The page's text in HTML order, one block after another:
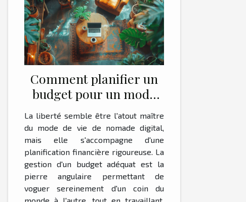
Comment planifier un
budget pour un mode
de vie de nomade digital
La liberté semble être l'atout maître
du mode de vie de nomade digital,
mais elle s'accompagne d'une
planification financière rigoureuse. La
gestion d'un budget adéquat est la
pierre angulaire permettant de
voguer sereinement d'un coin du